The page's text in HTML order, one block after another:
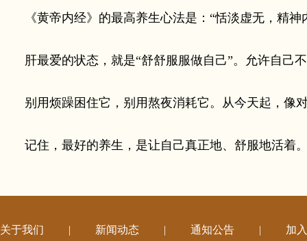
《黄帝内经》的最高养生心法是：“恬淡虚无，精神
肝最爱的状态，就是“舒舒服服做自己”。允许自己
别用烦躁困住它，别用熬夜消耗它。从今天起，像
记住，最好的养生，是让自己真正地、舒服地活着
关于我们 | 新闻动态 | 通知公告 | 加